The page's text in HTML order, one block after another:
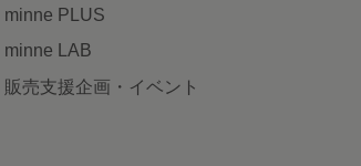
minne PLUS
minne LAB
販売支援企画・イベント